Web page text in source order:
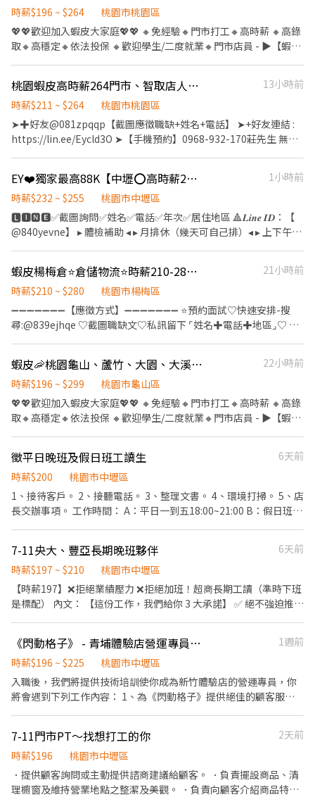
／平鎮／龍潭／楊梅／埔心／富岡 新屋／大溪／新豐／湖口／竹北
／新竹市區】 🚍 日班／晚班皆有交通車 🆓 免費接駁｜多站點｜站站
可上 👉 詳細路線： bsms.tw/G9273Y
2~6小時，一個月至少6天，依實際情況而定) ⸻ ✅工作待遇：
日班時薪=$209 晚班另有獎金+20=時薪$229 夜班另有獎金+40=時
薪$249 ━━━━━━━━━━━━━ 📍 【熱門開缺地點】大同、
蘆竹、桃園、中壢、龜山、新屋、平鎮 ━━━━━━━━━━━━
📩 【火速卡位應徵流程】 ➊ 點擊填寫廠商制式履歷（1分鐘完成，
快速安排送審）： 👉https://reurl.cc/Wbek79 🔒 【隱私防線】個資
➋加入留言： 👉https://lin.ee/OBnhVN5 私訊留下 ⌜姓名+電話
+應徵蝦皮門市人員」💥
班（標準班） 08:00～17:15 🌙 夜班（標準班） 20:00～05:15 👉 薪
資結構： ☀️ 標準日班：時薪220 🌙 標準夜班：時薪250 ☀ 二休二日
班：時薪230 🌙 二休二夜班：時薪260 📌 加班費依勞基法另計 👉
用餐方式： 🍱 日班午餐80元／餐（薪資內扣） 👉 工作內容： ✔️ 光
工作 #高時薪 #固定班 #免輪班 #週休二日 #二休二 #光通訊 #免經驗
#冷氣廠房 #快速上工 #桃園工作 ▃▃▃ 截圖私訊 快速報名 ▃▃▃
時薪$196 ~ $264
桃園市桃園區
💖💖歡迎加入蝦皮大家庭💖💖 🔸免經驗🔸門市打工🔸高時薪 🔸高錄
取🔸高穩定🔸依法投保 🔸歡迎學生/二度就業🔸門市店員 - ▶【蝦皮
5間門市) 4. 有人店無須騎車 5. 須配合調店、支援【提供完整SOP及
店面實習】 - ▶【智取店】：上班時間 固定早班：07:00 - 13:30、
08:30 - 13:30 固定晚班：17:30 - 23:30、18:30 - 24:00 固定夜班：
23:30 - 03:30 (每周至少配合4天，包含假日需排班) - ▶【一般門市
／有人店】： 上班時間 固定早班： 10:30-17:30 固定晚班： 16:15-
天，包含假日需排班) - ▶【智取門市】：地點自選 🔹【桃園區】 桃
園大業 - 智取店：桃園市桃園區大業路一段400號1樓 桃園民安 - 智
園區春日路1171號1樓 桃園桃鶯 - 智取店：桃園市桃園區桃鶯路125
號1樓 桃園忠義 - 智取店：桃園市桃園區大業路一段45號1樓 桃園安
東 - 智取店：桃園市桃園區安東街13號1樓 桃園莊二 - 智取店：桃園
市桃園區莊敬路二段41號1樓 桃園慈文二 - 智取店：桃園市桃園區
園龍城 - 智取店：桃園市桃園區龍城二街56號1樓 桃園寶慶 - 智取
店：桃園市桃園區寶慶路296號1樓 桃園龍鳳 - 智取店：桃園市桃園
區國強七街66號1樓 桃園大興 - 智取店：桃園市桃園區大興路282號
1樓 桃園同安 - 智取店：桃園市桃園區同安街336巷77號1樓 桃園建
國 - 智取店：桃園市桃園區建國路109號、109-1號1樓 桃園桃鶯 -
智取店： 桃園市桃園區桃鶯路125號1樓 桃園國際 - 智取店：桃園市
桃園區國際路一段1023號 桃園廈門 - 智取店：桃園市桃園區廈門街
132號 桃園慈文 - 智取店：桃園市桃園區慈文路123號1樓 桃園蓮埔
- 智取店：桃園蓮埔店 - 桃園市桃園區蓮埔街195號1樓 - ▶【一般門
民有店 - 桃園市桃園區民有三街425號1樓 桃園永安店 - 桃園市桃園
區永安路290號1樓 桃園宏昌店 - 桃園市桃園區宏昌五街26號1樓 桃
園桃鶯二店 - 桃園市桃園區桃鶯路230-1號1樓 桃園國強店 - 桃園市
桃園區國強一街420號 桃園莊敬店 - 桃園市桃園區莊敬路一段320號
- ⭐⭐排休制⭐⭐ ▸加入快速回覆📞：https://lin.ee/bWWeLDF ▸ 朱專
員：@edb4445b ▸ 留言姓名✚電話✚職缺截圖，應徵蝦皮門市💗 ✨
無須任何費用♡歡迎詢問✨ ❌一律視訊面試﹐勿直接到現場應徵❌
桃園蝦皮高時薪264門市、智取店人員/書審/無經驗可/學生可-KO
13小時前
時薪$211 ~ $264
桃園市桃園區
➤✚好友@081zpqqp【截圖應徵職缺+姓名+電話】 ➤+好友連結 :
https://lin.ee/Eycld3O ➤【手機預約】0968-932-170莊先生 無經
人員薪資待遇 : 全-月30000元起 / 兼職-時211元 ✈ 無人智取店人員
薪資待遇 : 兼職-(早、午、全天班)時:224元、晚班時:244(含晚班獎
金20/H)、夜班時:264(含夜班獎金40/H) ✈ 休假福利 : 排休制 門市人
員工作內容如下： 1. 協助區經理執行門市營運、維護 2. 負責包裹收
寄、搬運、盤點、理貨等 3. 負責商品銷售、上架排面、進貨、補貨
護作業 6. 配合調店、門市支援 智取店人員工作內容如下： 1. 協助門
市營運：包裹收寄、搬運、盤點、理貨、上架等 2. 維持門市作業區
外) 早班、午班、全班兼職人員每日工作門店會分在3-5間門市排班
晚班兼職人員每日工作門店會分在2-3間門市排班 4. 須配合蝦皮店
到店工作內容調整 5. 偶爾須配合鄰近有人店門市支援 門市人員上班
時間 : 早班:全11:00-19:30、兼職10:30-17:00、11:00-17:30 午班:兼
22:45 智取店上班時間: 早班時薪:07:00~12:00、0730-1230、0800-
1300、0830-1330(早班4個時段任選) 午班時薪:15:00~19:00 晚班
時薪:1730~2130、1800~2200、1830~2230(晚班3個時段任選) 夜
班時薪:23:30–03:30 全天班時薪 : 0700-1330 & 1730-2400，兩頭
班 【工-作-地-點】 桃園正光 - 智取店 桃園市桃園區正光路178號1
樓 桃園長春 - 智取店 桃園市桃園區長春路8巷1號1樓 桃園忠義 - 智
取店 桃園市桃園區大業路一段45號1樓 桃園慈德 - 智取店 桃園市桃
園區慈德街9號1樓 桃園健行 - 智取店 桃園市桃園區健行路52號1樓
桃園吉昌 - 智取店 桃園市桃園區吉昌街86號1樓 桃園民安 - 智取店
28號1樓 桃園莊二 - 智取店 桃園市桃園區莊敬路二段41號1樓 桃園
龍鳳 - 智取店 桃園市桃園區國強七街66號1樓 桃園龍城 - 智取店 桃
園市桃園區龍城二街56號1樓 桃園宏平 - 智取店 桃園市桃園區宏昌
十二街88號1樓 桃園桃德 - 智取店 桃園市桃園區桃德路43號1樓 桃
園慈文二 - 智取店 桃園市桃園區慈文路528號1樓 桃園大有店 桃園
市桃園區大有路157號1、2樓 桃園永安二 - 智取店 桃園市桃園區永
安北路503號1樓 桃園朝陽 - 智取店 桃園市桃園區朝陽街3號1樓 桃
園三民 - 智取店 桃園市桃園區三民路三段114號1樓 桃園蓮埔店 桃
園市桃園區蓮埔街195號1樓 桃園自強 - 智取店 桃園市桃園區自強路
6號1樓 桃園中正 - 智取店 桃園市桃園區中正五街280號1樓 桃園桃
鶯二店 桃園市桃園區桃鶯路230-1號1樓 桃園慈文店 桃園市桃園區
慈文路123號1樓 桃園中山二 - 智取店 桃園市桃園區中山路1048號1
樓 桃園大興店 桃園市桃園區大興路282號1樓 桃園桃鶯店 桃園市桃
園區桃鶯路125號1樓 桃園同安店 桃園市桃園區同安街336巷77號1
樓 桃園大仁店 桃園市桃園區大仁路26號1樓 桃園建國店 桃園市桃園
區建國路109號、109-1號1樓 桃園永安店 桃園市桃園區永安路290
號1樓 桃園中華 - 智取店 桃園市桃園區中華路138號1樓 桃園安東 -
EY❤️獨家最高88K【中壢⭕高時薪255⭕等當兵可】班別自選.門市書審.週週領薪
1小時前
時薪$232 ~ $255
桃園市中壢區
🅻🅸🅽🅴✅截圖詢問✅姓名✅電話✅年次✅居住地區 🔺𝑳𝒊𝒏𝒆 𝑰𝑫：【
@840yevne】 ▸ 體檢補助 ◂ ▸ 月排休（幾天可自己排）◂ ▸ 上下午各
或禮品(到職滿三個月享有)◂ 【 職缺介紹 】 ✅ 工作產品 : 知名超商
的食品加工/便當/御飯糰/涼麵/沙拉/三明治 ✅ 工作內容 : 食品製作烹
調、料理、配料加工、包裝、前置(洗食材)、調理(料理食材) ✅ 廠區
地址 : 中壢區自強一路(中壢工業區) ✅ 薪資說明 : ⭕日班 220~232/H
$40,832(含津貼)-$82,697(含加班) ⭕中班 232/H$40,832(含津
班) ✅ 日班時段 : ★06:00～14:45★06:30～15:15★07:00～
15:45★07:30～16:15★08:00～16:45★08:30～17:15 ✅ 中班時段 :
★12:00-20:45★12:30-21:15★13:00-21:45★13:30-22:15★14:00-
22:45★14:30-23:15★15:00-23:45★15:30-00:15★16:00-00:45 ✅
夜班時段 :
(每半小時為一個班別)
蝦皮楊梅倉⭐倉儲物流⭐時薪210-280⭐班別任選⭐福利完整⭐蝦倉CC
21小時前
時薪$210 ~ $280
桃園市楊梅區
➖➖➖➖➖➖➖【應徵方式】➖➖➖➖➖➖➖ ⭐預約面試♡快速安排-搜
尋:@839ejhqe ♡截圖職缺文♡私訊留下 ⌜姓名✚電話✚地區⌟♡ ⭐
擇 ✅ 新進人員先從現場作業實習 ✅ 具年終獎金及年度調薪機會 📍
【工作地點】 桃園市楊梅區梅獅路二段616巷000號 📦【倉儲物流
專員】 ⏰ 班別任選 早班(07:00-16:00) 午班(14:00-23:00) 大夜班
(00:00-09:00) 小夜班(18:00-03:00) 💼 工作內容 執行商品進貨及出
貨作業 包裹理貨及異常包裹處理 排除每日現場作業異常 掌握每日及
進人員不會立即負責管理團隊，將先從現場作業開始實習；熟悉工
作流程後，再依個人表現安排管理任務。 💰【薪資待遇】 時薪
$210～$280 ※ 實際薪資依應徵職務、選擇班別、相關經驗及面試
結果核定 🎁【工作福利】 年終獎金：依公司年度營運狀況及個人績
效評定 年度調薪：依公司年度營運狀況及個人績效評估
蝦皮🦐桃園龜山、蘆竹、大園、大溪💖免經驗｜高時薪｜高錄取｜自選門市｜包裹理貨員
22小時前
時薪$196 ~ $299
桃園市龜山區
💖💖歡迎加入蝦皮大家庭💖💖 🔸免經驗🔸門市打工🔸高時薪 🔸高錄
取🔸高穩定🔸依法投保 🔸歡迎學生/二度就業🔸門市店員 - ▶【蝦皮
5間門市) 4. 有人店無須騎車 5. 須配合調店、支援【提供完整SOP及
店面實習】 - ▶【智取店】：上班時間 固定早班：07:00 - 13:30、
08:30 - 13:30 固定晚班：17:30 - 23:30、18:30 - 24:00 固定夜班：
23:30 - 03:30 (每周至少配合4天，包含假日需排班) - ▶【一般門市
天，包含假日需排班) - ▶【智取門市】：地點自選 🔹【龜山區】 龜
山山鶯 - 智取店：桃園市龜山區山鶯路135號1樓 龜山長慶 - 智取
區萬壽路一段231號1樓 龜山復興 - 智取店：桃園市龜山區復興二路
76號1樓 🔹【蘆竹區】 蘆竹大福 - 智取店：桃園市蘆竹區大福路202
號1樓 蘆竹上竹 - 智取店：桃園市蘆竹區大竹路488號1樓 蘆竹大有
- 寄件店：桃園市蘆竹區大有街25號1樓 蘆竹南六 - 寄件店：桃園市
南山路二段470巷15號1樓 蘆竹洛陽 - 智取店：桃園市蘆竹區中正路
203號1樓 蘆竹福祿 - 智取店：桃園市蘆竹區福祿一街52號 蘆竹中正
- 智取店：桃園市蘆竹區中正路347號1樓 蘆竹南崁 - 智取店：桃園
市蘆竹區南崁路102號1樓 蘆竹南福 - 智取店：桃園市蘆竹區南福街
163號 🔹【大園區】 大園三和 - 智取店：桃園市大園區菓林路8號1
樓 大園新生 - 智取店：桃園市大園區新生路145號1樓 大園田心 - 寄
件店：桃園市大園區大觀路428號1樓 大園致遠 - 智取店：桃園市大
園區致遠一路30號1樓 大園崁腳 - 智取店：桃園市大園區和平西路
108號1樓 大園華興 - 智取店：桃園市大園區華興路14號1樓 🔹【大
徵平日晚班及假日班工讀生
6天前
時薪$200
桃園市中壢區
1、接待客戶。 2、接聽電話。 3、整理文書。 4、環境打掃。 5、店
長交辦事項。 工作時間： A：平日一到五18:00~21:00 B：假日班六
選擇只要平日晚班或者假日 如果只是暑期打工請先提前告知 會以開
7-11央大、豐亞長期晚班夥伴
6天前
時薪$197 ~ $210
桃園市中壢區
【時薪197】❌拒絕業績壓力 ❌拒絕加班！超商長期工讀（準時下班
是標配） 內文： 【這份工作，我們給你 3 大承諾】 ✅ 絕不強迫推
✅ 工作分配平均： 拒絕勞逸不均，大家一起分擔，當彼此的神隊
友。 【薪資待遇】 • 時薪：$197/hr（比一般基本時薪高，因為我
們重視你的付出！），夜班+63元津貼 【工作內容】 1. 收銀結帳、
製作咖啡（上手後很簡單）。 2. 商品補貨、排面整理（看著貨架整
喜歡乾淨、有條理的工作環境。 • 充滿活力，願意與人互動。 👋
快來投遞履歷，加入我們這個溫暖公平的大家庭！
《閃動格子》 - 青埔體驗店營運專員-兼職
1週前
時薪$196 ~ $225
桃園市中壢區
入職後，我們將提供技術培訓使你成為新竹體驗店的營運專員，你
將會遇到下列工作內容： 1、為《閃動格子》提供絕佳的顧客服
全並享受遊戲體驗。 4、與團隊合作，創造刺激、有趣的遊戲環
境。 5、參與遊戲活動的策劃和執行。 6、提供技術支持，解決玩家
遊戲設備或軟體方面的問題。 7、協助進行市場調研，收集玩家反
饋，以改進遊戲體驗。 8、參與新遊戲模式和活動的測試與開發。
7-11門市PT～找想打工的你
2天前
時薪$196
桃園市中壢區
．提供顧客詢問或主動提供諮商建議給顧客。 ．負責擺設商品、清
理櫥窗及維持營業地點之整潔及美觀。 ．負責向顧客介紹商品特